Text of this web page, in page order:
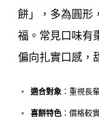
餅」，多為圓形
福。常見口味有
偏向扎實口感，
適合對象 ：重視長
喜餅特色 ：價格較